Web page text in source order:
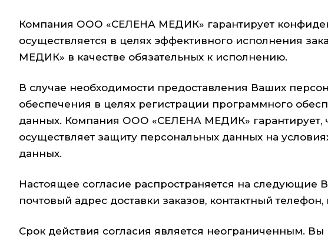
Компания ООО «СЕЛЕНА МЕДИК» гарантирует
осуществляется в целях эффективного исполнения
МЕДИК» в качестве обязательных к исполнению.
В случае необходимости предоставления Ваших
обеспечения в целях регистрации программного
данных. Компания ООО «СЕЛЕНА МЕДИК» гарантирует,
осуществляет защиту персональных данных на
данных.
Настоящее согласие распространяется на
почтовый адрес доставки заказов, контактный
Срок действия согласия является неограниченным.